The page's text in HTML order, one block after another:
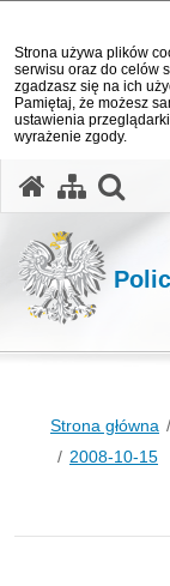
Strona używa plików
serwisu oraz do celów
zgadzasz się na ich
Pamiętaj, że możesz
ustawienia
wyrażenie zgody.
Strona główna
2008-10-15